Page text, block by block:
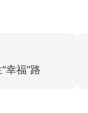
幸福”路